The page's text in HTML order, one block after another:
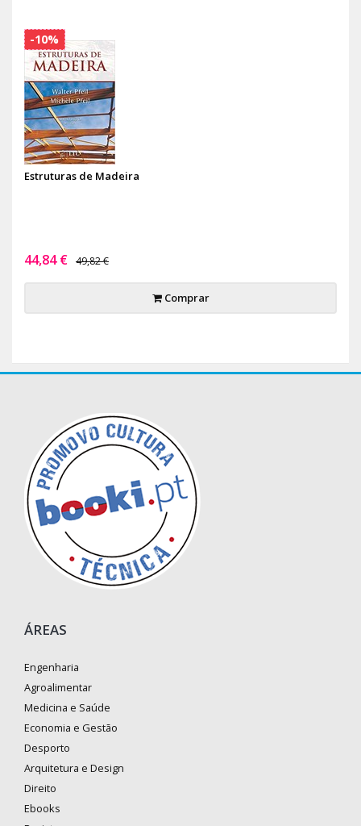
Estruturas de Madeira
44,84 € 49,82 €
Comprar
-10%
ÁREAS
Engenharia
Agroalimentar
Medicina e Saúde
Economia e Gestão
Desporto
Arquitetura e Design
Direito
Ebooks